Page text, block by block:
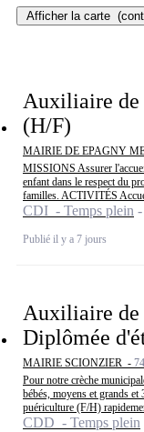
Afficher la carte
Auxiliaire
(H/F)
MAIRIE DE EPAGNY
MISSIONS Assurer
enfant dans le respect du
familles. ACTIVITÉS
CDI - Temps plein
Publié il y a 7 jours
Auxiliaire de
Diplômée
MAIRIE SCIONZIER -
Pour notre crèche
bébés, moyens et grands
puériculture (F/H)
CDD - Temps plein